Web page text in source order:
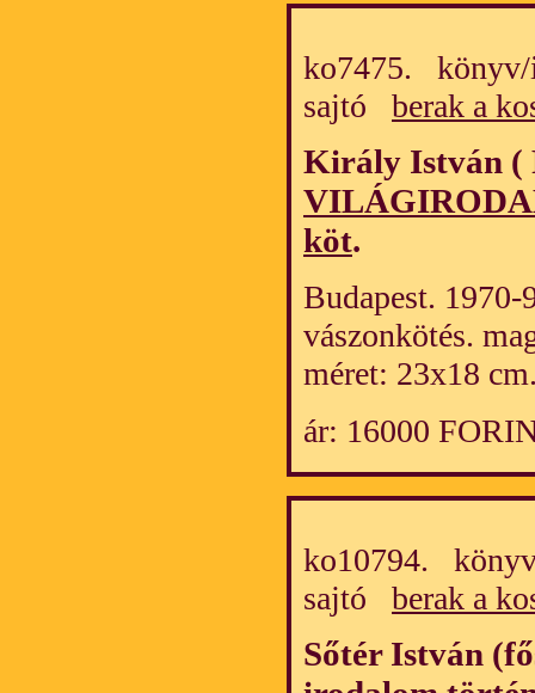
ko7475. könyv/
sajtó berak a
Király István (
köt.
Budapest.
vászonkötés.
méret: 23x18
ár: 16000
ko10794.
sajtó berak a
Sőtér István